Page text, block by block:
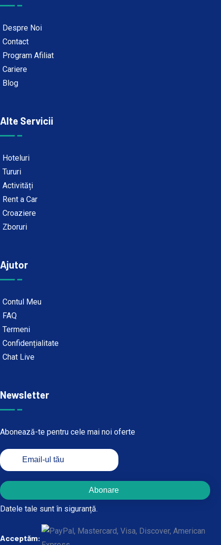
Despre Noi
Contact
Program Afiliat
Cariere
Blog
Alte Servicii
Hoteluri
Tururi
Activități
Rent a Car
Croaziere
Zboruri
Ajutor
Contul Meu
FAQ
Termeni
Confidențialitate
Chat Live
Newsletter
Abonează-te pentru cele mai noi oferte
Abonare
Datele tale sunt în siguranță.
Acceptăm: